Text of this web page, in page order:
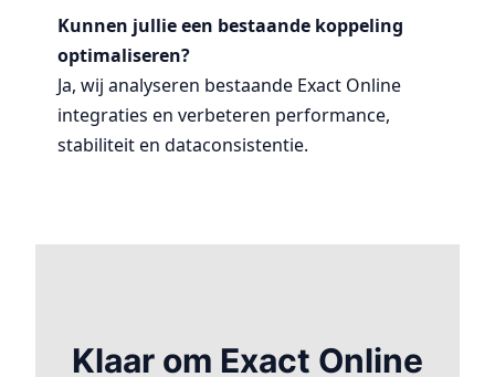
Kunnen jullie een bestaande koppeling
optimaliseren?
Ja, wij analyseren bestaande Exact Online
integraties en verbeteren performance,
stabiliteit en dataconsistentie.
Klaar om Exact Online